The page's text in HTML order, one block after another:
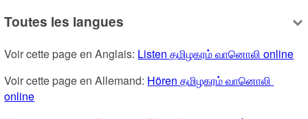
Toutes les langues
Voir cette page en Anglais: Listen தமிழகரம் வானொலி online
Voir cette page en Allemand: Hören தமிழகரம் வானொலி
online